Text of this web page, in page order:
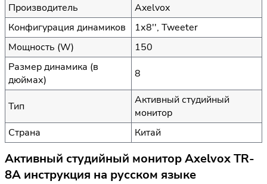
Производитель
Axelvox
Конфигурация динамиков
1х8'', Tweeter
Мощность (W)
150
Размер динамика (в
дюймах)
8
Тип
Активный студийный
монитор
Страна
Китай
Активный студийный монитор Axelvox TR-
8A инструкция на русском языке